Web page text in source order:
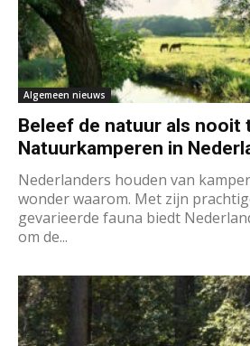
Algemeen nieuws
Beleef de natuur als nooit
Natuurkamperen in
Nederlanders houden van
wonder waarom. Met zijn
gevarieerde fauna biedt
om de...